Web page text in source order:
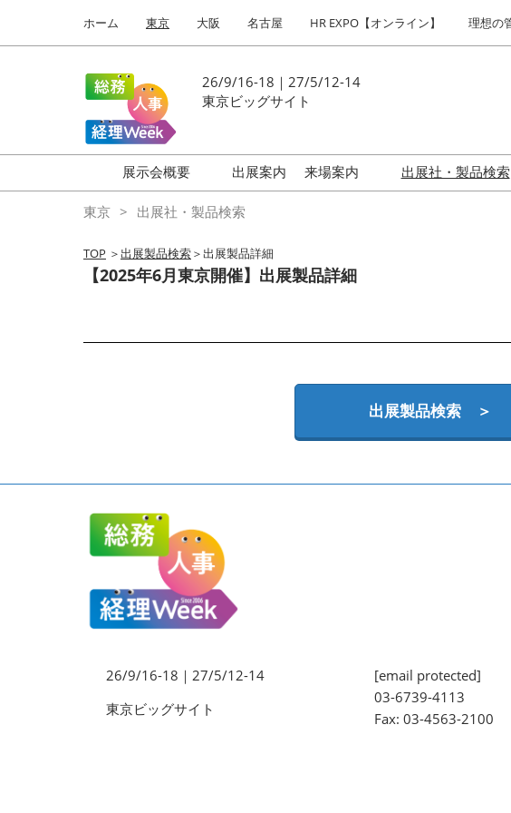
キ
プ
し
て
進
to
ホーム 東京 大阪 名古屋 HR EXPO【オンライン】 理想の
26/9/16-18｜27/5/12-14
東京ビッグサイト
展示会概要
働き方改革 EXPO
福利厚生 EXPO
ワークプレイス改革EXPO
【9月より】バックオフィス
AIエージェント EXPO
【9月】展示会概要
出展案内
来場案内
出展社・製品検索
東京 出展社・製品検索
TOP ＞出展製品検索＞出展製品詳細
【2025年6月東京開催】出展製品詳細
出展製品検索 ＞
26/9/16-18｜27/5/12-14
東京ビッグサイト
[email protected]
03-6739-4113
Fax: 03-4563-2100